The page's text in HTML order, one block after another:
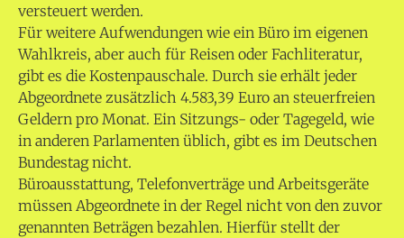
versteuert werden.
Für weitere Aufwendungen wie ein Büro im eigenen
Wahlkreis, aber auch für Reisen oder Fachliteratur,
gibt es die Kostenpauschale. Durch sie erhält jeder
Abgeordnete zusätzlich 4.583,39 Euro an steuerfreien
Geldern pro Monat. Ein Sitzungs- oder Tagegeld, wie
in anderen Parlamenten üblich, gibt es im Deutschen
Bundestag nicht.
Büroausstattung, Telefonverträge und Arbeitsgeräte
müssen Abgeordnete in der Regel nicht von den zuvor
genannten Beträgen bezahlen. Hierfür stellt der